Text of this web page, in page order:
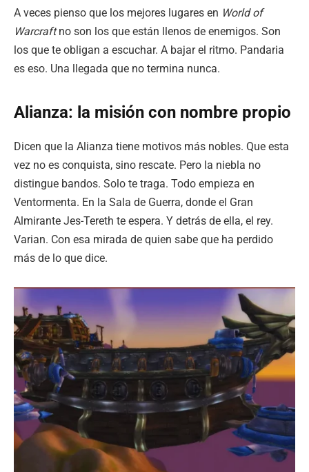
A veces pienso que los mejores lugares en World of
Warcraftno son los que están llenos de enemigos. Son
los que te obligan a escuchar. A bajar el ritmo. Pandaria
es eso. Una llegada que no termina nunca.
Alianza: la misión con nombre propio
Dicen que la Alianza tiene motivos más nobles. Que esta
vez no es conquista, sino rescate. Pero la niebla no
distingue bandos. Solo te traga. Todo empieza en
Ventormenta. En la Sala de Guerra, donde el Gran
Almirante Jes-Tereth te espera. Y detrás de ella, el rey.
Varian. Con esa mirada de quien sabe que ha perdido
más de lo que dice.